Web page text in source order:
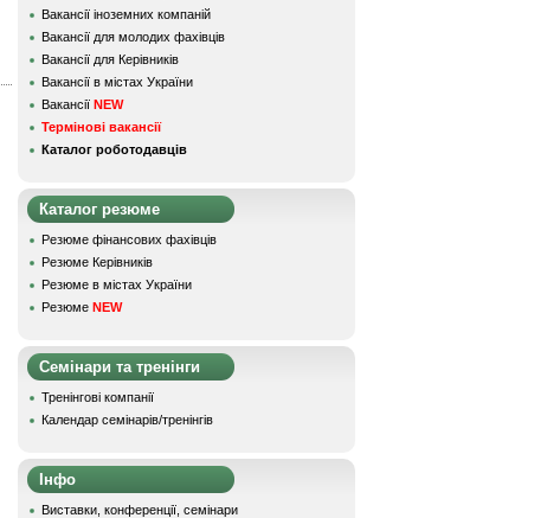
Вакансії іноземних компаній
Вакансії для молодих фахівців
Вакансії для Керівників
Вакансії в містах України
Вакансії NEW
Термінові вакансії
Каталог роботодавців
Каталог резюме
Резюме фінансових фахівців
Резюме Керівників
Резюме в містах України
Резюме NEW
Семінари та тренінги
Тренінгові компанії
Календар семінарів/тренінгів
Інфо
Виставки, конференції, семінари